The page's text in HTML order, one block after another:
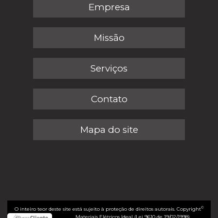
Empresa
Missão
Serviços
Contato
Mapa do site
O inteiro teor deste site está sujeito à proteção de direitos autorais. Copyright©